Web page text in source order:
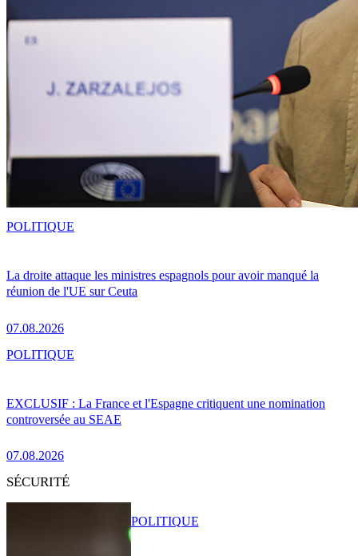
La droite attaque les ministres espagnols pour avoir manqué la
réunion de l'UE sur Ceuta
07.08.2026
POLITIQUE
EXCLUSIF : La France et l'Espagne critiquent une nomination
controversée au SEAE
07.08.2026
POLITIQUE
SÉCURITÉ
POLITIQUE